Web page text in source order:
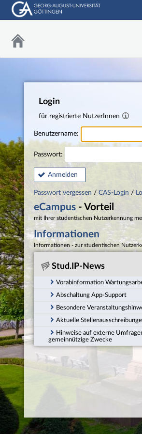
Login
für registrierte NutzerInnen
Benutzername:
Passwort:
Anmelden
Passwort vergessen / CAS-Login /
eCampus - Vorteil
mit Ihrer studentischen Nutzerkennung
Informationen
Informationen - zur studentischen
Stud.IP-News
Vorabinformation
Abschaltung App-Support
Besondere
Aktuelle
Hinweise auf externe
gemeinnützige Zwecke